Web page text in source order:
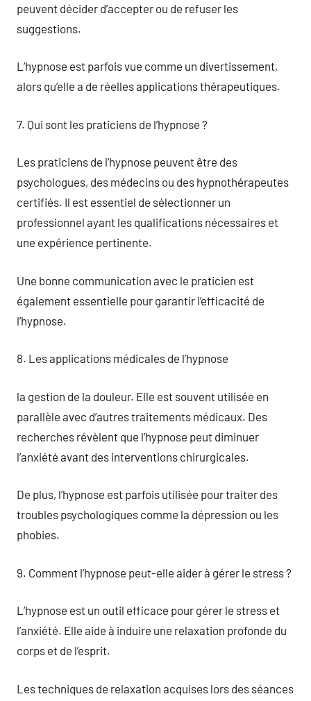
peuvent décider d’accepter ou de refuser les
suggestions.
L’hypnose est parfois vue comme un divertissement,
alors qu’elle a de réelles applications thérapeutiques.
7. Qui sont les praticiens de l’hypnose ?
Les praticiens de l’hypnose peuvent être des
psychologues, des médecins ou des hypnothérapeutes
certifiés. Il est essentiel de sélectionner un
professionnel ayant les qualifications nécessaires et
une expérience pertinente.
Une bonne communication avec le praticien est
également essentielle pour garantir l’efficacité de
l’hypnose.
8. Les applications médicales de l’hypnose
la gestion de la douleur. Elle est souvent utilisée en
parallèle avec d’autres traitements médicaux. Des
recherches révèlent que l’hypnose peut diminuer
l’anxiété avant des interventions chirurgicales.
De plus, l’hypnose est parfois utilisée pour traiter des
troubles psychologiques comme la dépression ou les
phobies.
9. Comment l’hypnose peut-elle aider à gérer le stress ?
L’hypnose est un outil efficace pour gérer le stress et
l’anxiété. Elle aide à induire une relaxation profonde du
corps et de l’esprit.
Les techniques de relaxation acquises lors des séances